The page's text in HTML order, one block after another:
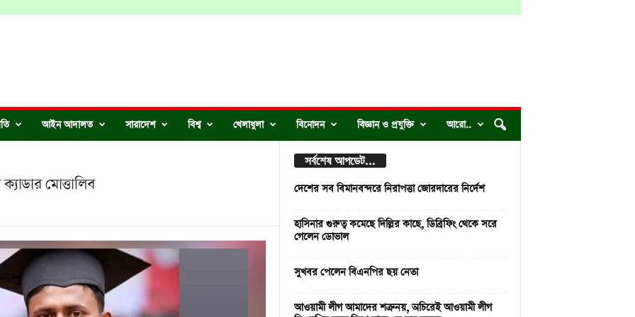
আইন আদালত সারাদেশ বিশ্ব খেলাধুলা বিনোদন বিজ্ঞান ও প্রযুক্তি আরো..
মোত্তালিব
সর্বশেষ আপডেট...
দেশের সব বিমানবন্দরে নিরাপত্তা জোরদারের নির্দেশ
হাসিনার গুরুত্ব কমেছে দিল্লির কাছে, ডিব্রিফিং থেকে সরে
গেলেন ডোভাল
সুখবর পেলেন বিএনপির ছয় নেতা
আওয়ামী লীগ আমাদের শত্রু নয়, অচিরেই আওয়ামী লীগ